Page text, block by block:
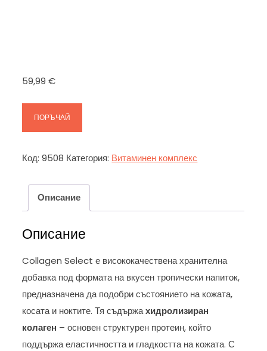
59,99€
ПОРЪЧАЙ
Код:9508 Категория: Витаминен комплекс
Описание
Описание
Collagen Select е висококачествена хранителна
добавка под формата на вкусен тропически напиток,
предназначена да подобри състоянието на кожата,
косата и ноктите. Тя съдържахидролизиран
колаген – основен структурен протеин, който
поддържа еластичността и гладкостта на кожата. С